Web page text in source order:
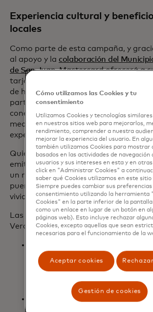
Experiencia cultural y
locales
Como parte de esta campaña, y
al apoyo y la colaboración del
de San Juan, Mastercard ofrecerá a
tarjetahabientes descuentos
de hasta un 20 % en comercios
participantes, promoviendo a la vez la
conexión social en toda la ciudad
mediante beneficios exclusivos y
experiencias Priceless.
Quienes utilicen tarjetas Mastercard
emitidas localmente podrán disfrutar
un recorrido auténticamente
puertorriqueño: diseñado,
vivido en la Isla.
Las Experiencias Priceless de este
Verano Incluyen:
descuento al pagar con
en restaurantes y quioscos
San Juan, Santurce y Miramar.
Zonas de Jangueo: 20 % de
Cómo utilizamos las Cookies y tu
consentimiento
Utilizamos Cookies y tecnologías
en nuestros sitios web para mejorarlos,
rendimiento, comprender a nuestra
mejorar la experiencia del usuario. En
también utilizamos Cookies para mostrar
basados ​​en las actividades de navegación
usuarios y sus intereses en esta y en
click en "Administrar Cookies" a
saber qué Cookies utilizamos en este sitio
Siempre puedes cambiar sus preferencias
consentimiento utilizando la herramienta
Cookies" en la parte inferior de la
como un enlace en lugar de un botón en
páginas web). Esto incluye rechazar
Cookies, excepto aquellas que sean
necesarias para el funcionamiento de la
Aceptar cookies
Gestión de cookies